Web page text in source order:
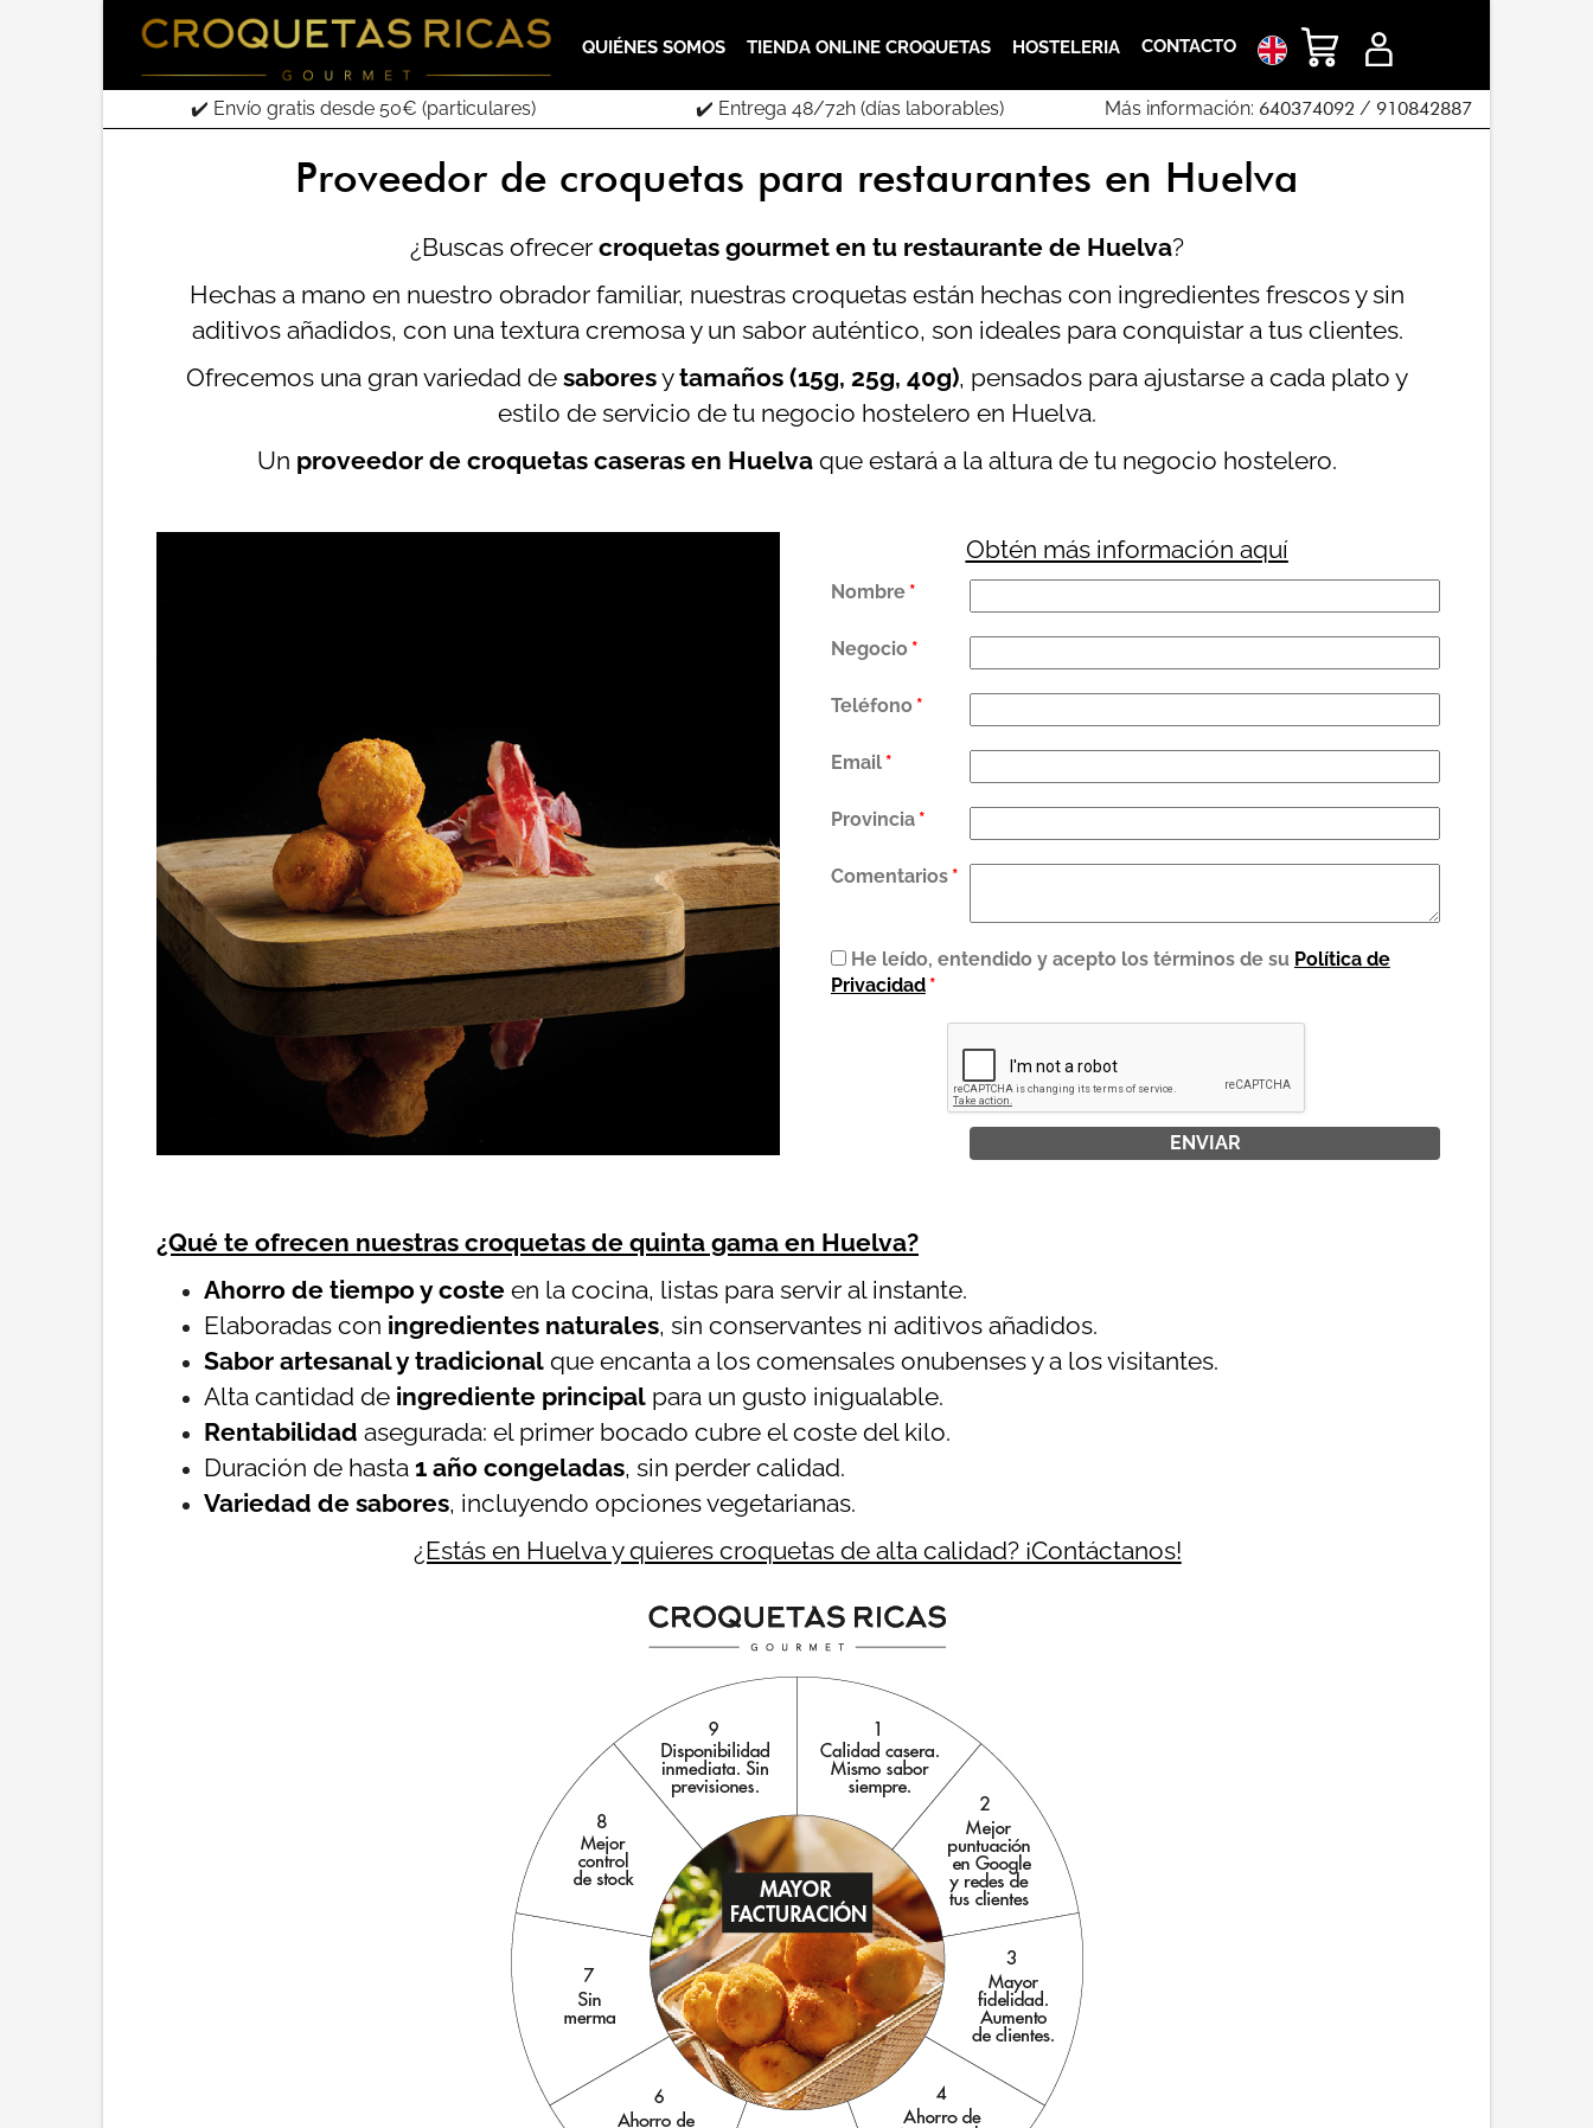
QUIÉNES SOMOS TIENDA ONLINE CROQUETAS HOSTELERIA CONTACTO
✔️ Envío gratis desde 50€ (particulares) ✔️ Entrega 48/72h (días laborables) Más información: 640374092 / 910842887
Proveedor de croquetas para restaurantes en Huelva
¿Buscas ofrecercroquetas gourmet en tu restaurante de Huelva?
Hechas a mano en nuestro obrador familiar, nuestras croquetas están hechas con ingredientes frescos y sin
aditivos añadidos, con una textura cremosa y un sabor auténtico, son ideales para conquistar a tus clientes.
Ofrecemos una gran variedad desaboresytamaños (15g, 25g, 40g), pensados para ajustarse a cada plato y
estilo de servicio de tu negocio hostelero en Huelva.
Un proveedor de croquetas caseras en Huelvaque estará a la altura de tu negocio hostelero.
Obtén más información aquí
Nombre *
Negocio *
Teléfono *
Email *
Provincia *
Comentarios *
He leído, entendido y acepto los términos de su Política de
Privacidad *
¿Qué te ofrecen nuestras croquetas de quinta gama en Huelva?
Ahorro de tiempo y coste en la cocina, listas para servir al instante.
Elaboradas con ingredientes naturales, sin conservantes ni aditivos añadidos.
Sabor artesanal y tradicional que encanta a los comensales onubenses y a los visitantes.
Alta cantidad de ingrediente principal para un gusto inigualable.
Rentabilidad asegurada: el primer bocado cubre el coste del kilo.
Duración de hasta 1 año congeladas, sin perder calidad.
Variedad de sabores, incluyendo opciones vegetarianas.
¿Estás en Huelva y quieres croquetas de alta calidad? ¡Contáctanos!